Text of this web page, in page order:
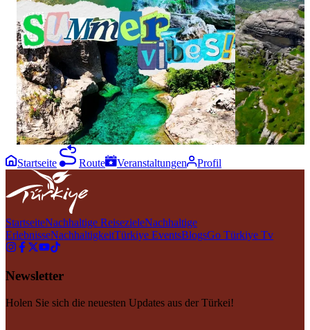
Diyarbakır's lush green corners offer a
refreshing way to enjoy summer surrounded by
nature. 🌿⁣ ⁣ Each one pairs peaceful
surroundings with beautiful scenery for a
memorable day outdoors. ☀️⁣ ⁣ This summer,
make time to explore Diyarbakır's green side.
💚⁣ ⁣ #GoDiyarbakır #Diyarbakır #Summer
#VacationWonder #Nature
In summer,
Diyarbakır's
surrounded by
blend of
unforgettable
perspective on
Kefrum Castle
#History
Startseite Route Veranstaltungen Profil
StartseiteNachhaltige ReisezieleNachhaltige
ErlebnisseNachhaltigkeitTürkiye EventsBlogsGo Türkiye Tv
Newsletter
Holen Sie sich die neuesten Updates aus der Türkei!